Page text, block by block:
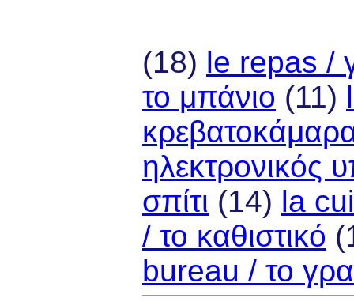
(18) le repas /
το μπάνιο (11)
ηλεκτρονικός
σπίτι (14) la
/ το καθιστικό
bureau / το